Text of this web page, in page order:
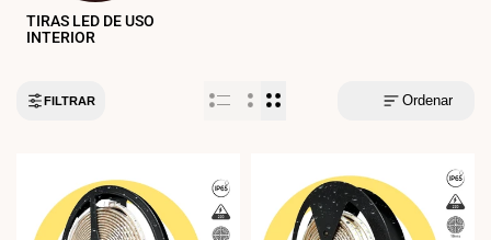
TIRAS LED DE USO
INTERIOR
FILTRAR Ordenar